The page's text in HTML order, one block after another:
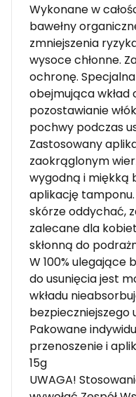
Wykonane w
bawełny
zmniejszenia
wysoce chłonne.
ochronę.
obejmująca wkład
pozostawianie
pochwy podczas
Zastosowany
zaokrąglonym
wygodną i miękką
aplikację
skórze oddychać,
zalecane dla
skłonną do
W 100% ulegające
do usunięcia jest
wkładu
bezpieczniejszego
Pakowane
przenoszenie i
15g
UWAGA!